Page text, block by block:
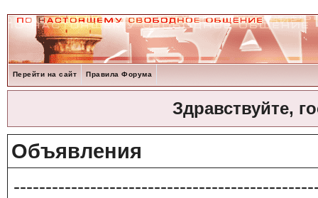
Перейти на сайт Правила Форума
Здравствуйте,
Объявления